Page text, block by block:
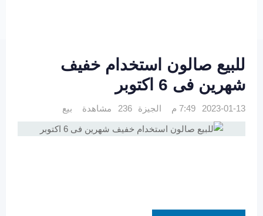
للبيع صالون استخدام خفيف
شهرين فى 6 اكتوبر
2023-01-13 7:49 م الجيزة 236 مشاهدة بيع